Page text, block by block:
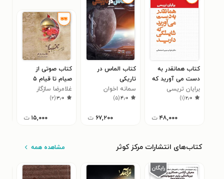
کتاب همانقدر به
دست می آورید که
شایستگی دارید
برایان تریسی
۲٫۰(۱)
۴۸,۰۰۰ ت
کتاب الماس در
تاریکی
سمانه اخوان
۴٫۰(۵)
۶۷,۲۰۰ ت
کتاب صوتی از
صیام تا قیام ۵
غلامرضا سازگار
۳٫۰(۲)
۱۵,۰۰۰ ت
کتاب‌های انتشارات مرکز کوثر مشاهده همه